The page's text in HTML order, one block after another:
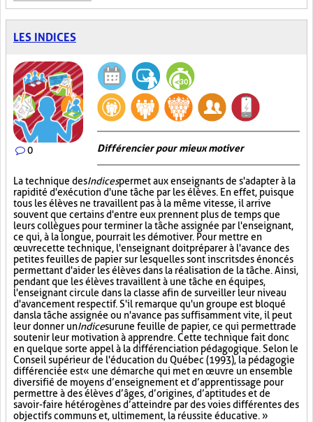
LES INDICES
0 Différencier pour mieux motiver
La technique desIndicespermet aux enseignants de s'adapter à la
rapidité d'exécution d'une tâche par les élèves. En effet, puisque
tous les élèves ne travaillent pas à la même vitesse, il arrive
souvent que certains d'entre eux prennent plus de temps que
leurs collègues pour terminer la tâche assignée par l'enseignant,
ce qui, à la longue, pourrait les démotiver. Pour mettre en
œuvre cette technique, l'enseignant doit préparer à l'avance des
petites feuilles de papier sur lesquelles sont inscrits des énoncés
permettant d'aider les élèves dans la réalisation de la tâche. Ainsi,
pendant que les élèves travaillent à une tâche en équipes,
l'enseignant circule dans la classe afin de surveiller leur niveau
d'avancement respectif. S'il remarque qu'un groupe est bloqué
dans la tâche assignée ou n'avance pas suffisamment vite, il peut
leur donner unIndicesurune feuille de papier, ce qui permettra de
soutenir leur motivation à apprendre. Cette technique fait donc
en quelque sorte appel à la différenciation pédagogique. Selon le
Conseil supérieur de l'éducation du Québec (1993), la pédagogie
différenciée est « une démarche qui met en œuvre un ensemble
diversifié de moyens d’enseignement et d’apprentissage pour
permettre à des élèves d’âges, d’origines, d’aptitudes et de
savoir-faire hétérogènes d’atteindre par des voies différentes des
objectifs communs et, ultimement, la réussite éducative. »